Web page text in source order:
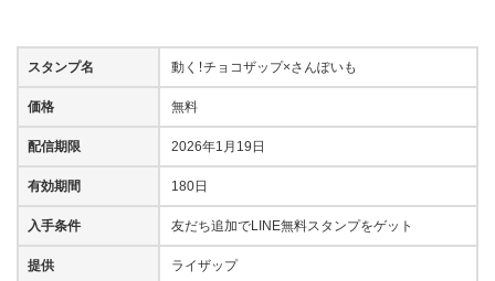
スタンプ名 動く！チョコザップ×さんぽいも
価格 無料
配信期限 2026年1月19日
有効期間 180日
入手条件 友だち追加でLINE無料スタンプをゲット
提供 ライザップ